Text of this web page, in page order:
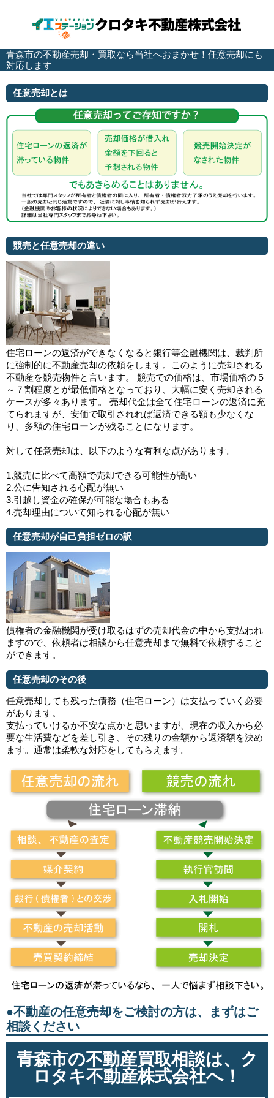
青森市の不動産売却・買取なら当社へおまかせ！任意売却にも
対応します
任意売却とは
競売と任意売却の違い
住宅ローンの返済ができなくなると銀行等金融機関は、裁判所
に強制的に不動産売却の依頼をします。このように売却される
不動産を競売物件と言います。 競売での価格は、市場価格の５
～７割程度とが最低価格となっており、大幅に安く売却される
ケースが多々あります。 売却代金は全て住宅ローンの返済に充
てられますが、安価で取引されれば返済できる額も少なくな
り、多額の住宅ローンが残ることになります。
対して任意売却は、以下のような有利な点があります。
1.競売に比べて高額で売却できる可能性が高い
2.公に告知される心配が無い
3.引越し資金の確保が可能な場合もある
4.売却理由について知られる心配が無い
任意売却が自己負担ゼロの訳
債権者の金融機関が受け取るはずの売却代金の中から支払われ
ますので、依頼者は相談から任意売却まで無料で依頼すること
ができます。
任意売却のその後
任意売却しても残った債務（住宅ローン）は支払っていく必要
があります。
支払っていけるか不安な点かと思いますが、現在の収入から必
要な生活費などを差し引き、その残りの金額から返済額を決め
ます。通常は柔軟な対応をしてもらえます。
●不動産の任意売却をご検討の方は、まずはご
相談ください
青森市の不動産買取相談は、ク
ロタキ不動産株式会社へ！